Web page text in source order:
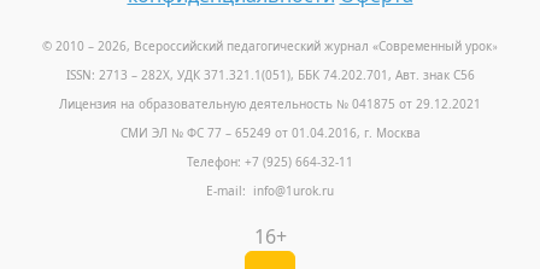
© 2010 – 2026, Всероссийский педагогический журнал «Современный урок»
ISSN: 2713 – 282X, УДК 371.321.1(051), ББК 74.202.701, Авт. знак С56
Лицензия на образовательную деятельность № 041875 от 29.12.2021
СМИ ЭЛ № ФС 77 – 65249 от 01.04.2016, г. Москва
Телефон: +7 (925) 664-32-11
E-mail: info@1urok.ru
16+